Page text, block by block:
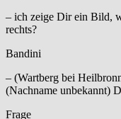
– ich zeige Dir ein Bild,
rechts?
Bandini
– (Wartberg bei
(Nachname unbekannt)
Frage